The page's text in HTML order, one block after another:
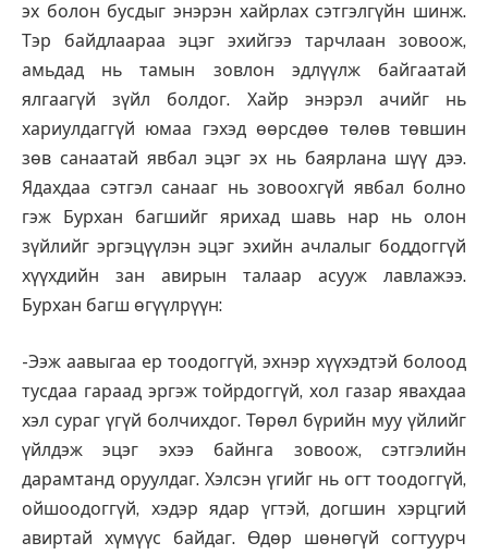
эх болон бусдыг энэрэн хайрлах сэтгэлгүйн шинж.
Тэр байдлаараа эцэг эхийгээ тарчлаан зовоож,
амьдад нь тамын зовлон эдлүүлж байгаатай
ялгаагүй зүйл болдог. Хайр энэрэл ачийг нь
хариулдаггүй юмаа гэхэд өөрсдөө төлөв төвшин
зөв санаатай явбал эцэг эх нь баярлана шүү дээ.
Ядахдаа сэтгэл санааг нь зовоохгүй явбал болно
гэж Бурхан багшийг ярихад шавь нар нь олон
зүйлийг эргэцүүлэн эцэг эхийн ачлалыг боддоггүй
хүүхдийн зан авирын талаар асууж лавлажээ.
Бурхан багш өгүүлрүүн:
-Ээж аавыгаа ер тоодоггүй, эхнэр хүүхэдтэй болоод
тусдаа гараад эргэж тойрдоггүй, хол газар явахдаа
хэл сураг үгүй болчихдог. Төрөл бүрийн муу үйлийг
үйлдэж эцэг эхээ байнга зовоож, сэтгэлийн
дарамтанд оруулдаг. Хэлсэн үгийг нь огт тоодоггүй,
ойшоодоггүй, хэдэр ядар үгтэй, догшин хэрцгий
авиртай хүмүүс байдаг. Өдөр шөнөгүй согтуурч